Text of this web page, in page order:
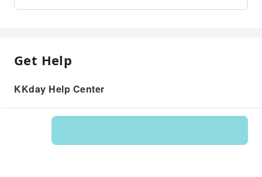
Get Help
KKday Help Center
Product: 597501